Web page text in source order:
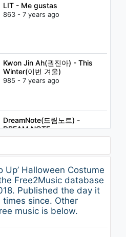
LIT - Me gustas
863 - 7 years ago
Kwon Jin Ah(권진아) - This
Winter(이번 겨울)
985 - 7 years ago
DreamNote(드림노트) -
DREAM NOTE
1.1K - 7 years ago
Adele - Chasing Pavements
1.6K - 7 years ago
Up’ Halloween Costume
Free2Music database
Published the day it
since. Other
music is below.